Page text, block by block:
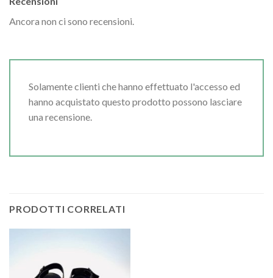
Ancora non ci sono recensioni.
Solamente clienti che hanno effettuato l'accesso ed
hanno acquistato questo prodotto possono lasciare
una recensione.
PRODOTTI CORRELATI